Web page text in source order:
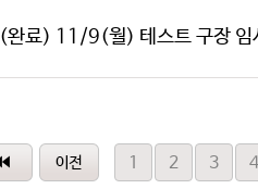
(완료) 11/9(월) 테스트 구장 임
1 2 3 4